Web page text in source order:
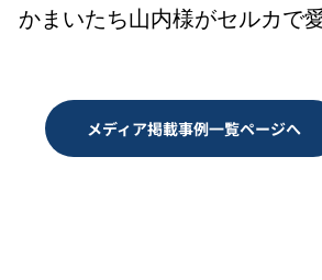
かまいたち山内様がセルカで
メディア掲載事例一覧ページへ